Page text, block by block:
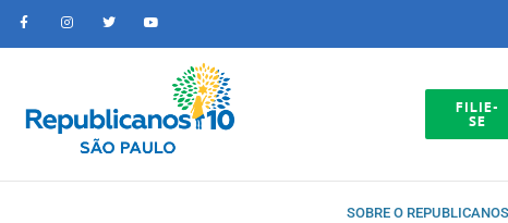
FILIE-
SE
SOBRE O